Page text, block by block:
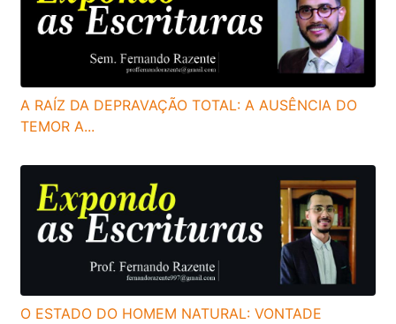
A RAÍZ DA DEPRAVAÇÃO TOTAL: A AUSÊNCIA DO
TEMOR A...
O ESTADO DO HOMEM NATURAL: VONTADE